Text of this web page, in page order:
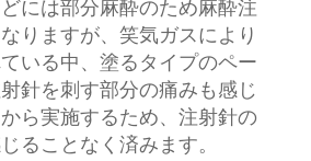
には部分麻酔のため麻酔注
りますが、笑気ガスにより
いる中、塗るタイプのペー
針を刺す部分の痛みも感じ
ら実施するため、注射針の
ることなく済みます。